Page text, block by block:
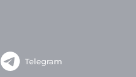
Telegram